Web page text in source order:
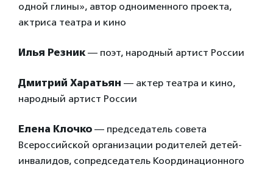
одной глины», автор одноименного проекта,
актриса театра и кино
Илья Резник— поэт, народный артист России
Дмитрий Харатьян — актер театра и кино,
народный артист России
Елена Клочко — председатель совета
Всероссийской организации родителей детей-
инвалидов, сопредседатель Координационного